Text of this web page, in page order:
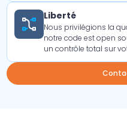
Liberté
Nous privilégions la
notre code est open
un contrôle total sur